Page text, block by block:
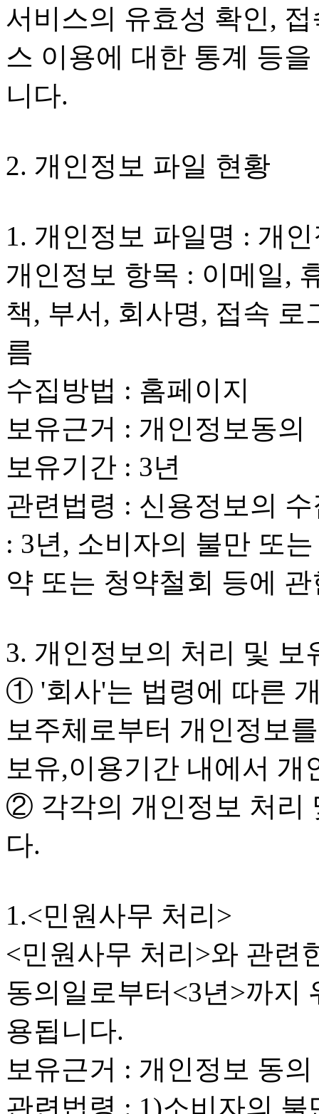
서비스의 유효성 확인,
스 이용에 대한 통계 등
니다.
2. 개인정보 파일 현황
1. 개인정보 파일명 : 개
개인정보 항목 : 이메일,
책, 부서, 회사명, 접속 로
름
수집방법 : 홈페이지
보유근거 : 개인정보동의
보유기간 : 3년
관련법령 : 신용정보의
: 3년, 소비자의 불만 또
약 또는 청약철회 등에
3. 개인정보의 처리 및 보
① '회사'는 법령에 따른
보주체로부터 개인정보
보유,이용기간 내에서 개
② 각각의 개인정보 처리
다.
1.<민원사무 처리>
<민원사무 처리>와 관련
동의일로부터<3년>까지
용됩니다.
보유근거 : 개인정보 동의
관련법령 : 1)소비자의